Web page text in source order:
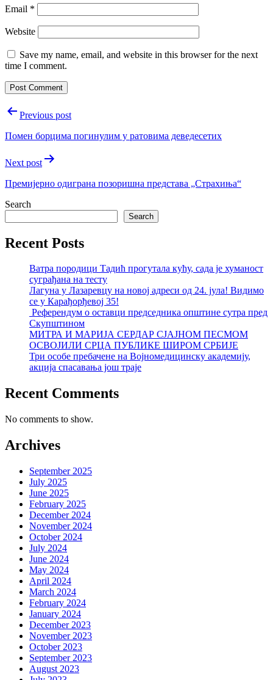
Email *
Website
Save my name, email, and website in this browser for the next
time I comment.
PostPrevious post
Помен борцима погинулим у ратовима деведесетих
Next post
Премијерно одиграна позоришна представа „Страхиња“
Search
Search
Recent Posts
Ватра породици Тадић прогутала кућу, сада је хуманост
суграђана на тесту
Лагуна у Лазаревцу на новој адреси од 24. јула! Видимо
се у Карађорђевој 35!
Референдум о оставци председника општине сутра пред
Скупштином
МИТРА И МАРИЈА СЕРДАР СЈАЈНОМ ПЕСМОМ
ОСВОЈИЛИ СРЦА ПУБЛИКЕ ШИРОМ СРБИЈЕ
Три особе пребачене на Војномедицинску академију,
акција спасавања још траје
Recent Comments
No comments to show.
Archives
September 2025
July 2025
June 2025
February 2025
December 2024
November 2024
October 2024
July 2024
June 2024
May 2024
April 2024
March 2024
February 2024
January 2024
December 2023
November 2023
October 2023
September 2023
August 2023